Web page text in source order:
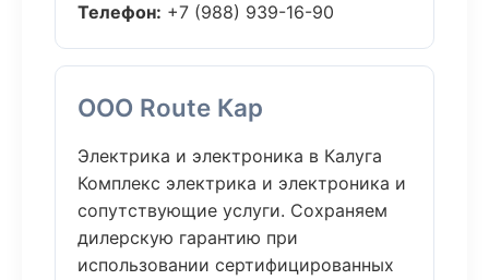
Телефон: +7 (988) 939-16-90
ООО Route Кар
Электрика и электроника в Калуга
Комплекс электрика и электроника и
сопутствующие услуги. Сохраняем
дилерскую гарантию при
использовании сертифицированных